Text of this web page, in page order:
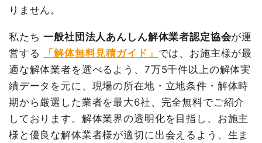
室内残置物撤去
諸経費
44,000円
値引き
小計
1,950,000円
消費税
156,000円
合計金額
2,106,000円
りません。
私たち一般社団法人あんしん解体業者認定協会が運
営する
「解体無料見積ガイド」 では、お施主様が最
適な解体業者を選べるよう、7万5千件以上の解体実
績データを元に、現場の所在地・立地条件・解体時
期から厳選した業者を最大6社、完全無料でご紹介
しております。解体業界の透明化を目指し、お施主
様と優良な解体業者様が適切に出会えるよう、生ま